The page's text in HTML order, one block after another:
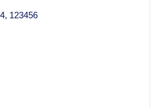
123456